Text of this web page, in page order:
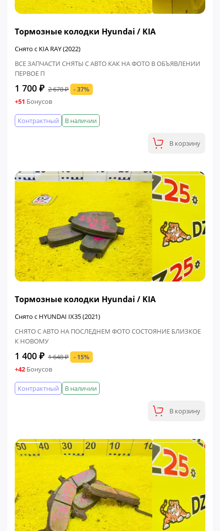
Тормозные колодки Hyundai / KIA
Снято с KIA RAY (2022)
ВСЕ ЗАПЧАСТИ СНЯТЫ С АВТО КАК НА ФОТО В ОБЪЯВЛЕНИИ
ПЕРВОЕ П
1 700 ₽ 2 678 ₽ - 37%
+51 Бонусов
В наличии
Контрактный
В корзину
Тормозные колодки Hyundai / KIA
Снято с HYUNDAI IX35 (2021)
СНЯТО С АВТО НА ПОСЛЕДНЕМ ФОТО СОСТОЯНИЕ БЛИЗКОЕ
К НОВОМУ
1 400 ₽ 1 648 ₽ - 15%
+42 Бонусов
В наличии
Контрактный
В корзину